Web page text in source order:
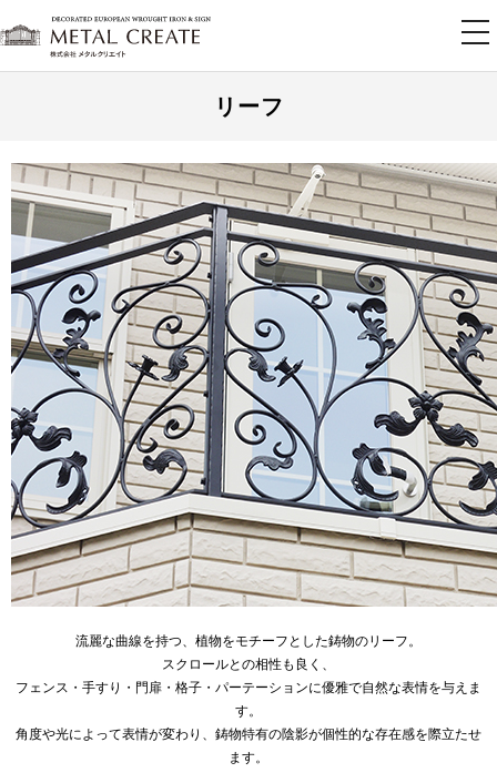
リーフ
流麗な曲線を持つ、植物をモチーフとした鋳物のリーフ。
スクロールとの相性も良く、
フェンス・手すり・門扉・格子・パーテーションに優雅で自然な表情を与えま
す。
角度や光によって表情が変わり、鋳物特有の陰影が個性的な存在感を際立たせ
ます。